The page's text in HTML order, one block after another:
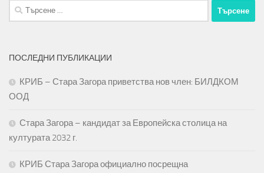
Търсене
за:
ПОСЛЕДНИ ПУБЛИКАЦИИ
КРИБ – Стара Загора приветства нов член: БИЛДКОМ
ООД
Стара Загора – кандидат за Европейска столица на
културата 2032 г.
КРИБ Стара Загора официално посрещна